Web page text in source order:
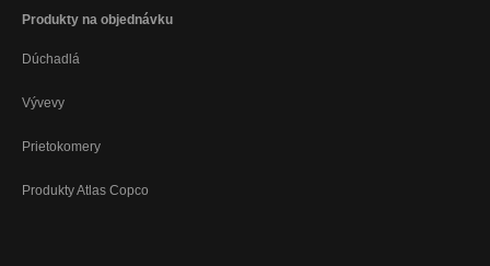
Produkty na objednávku
Dúchadlá
Vývevy
Prietokomery
Produkty Atlas Copco